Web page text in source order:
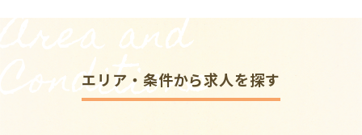
Area and
Conditions
エリア・条件から求人を探す